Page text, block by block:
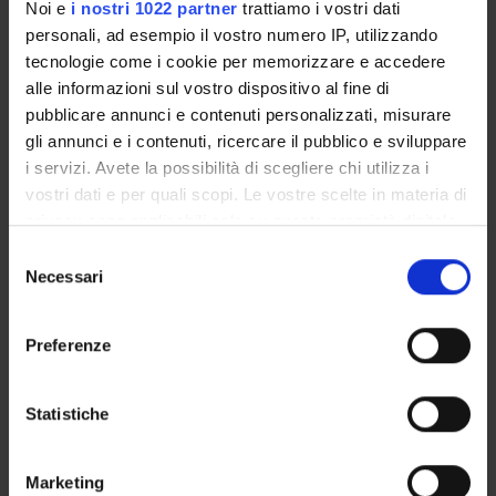
Noi e i nostri 1022 partner trattiamo i vostri dati
personali, ad esempio il vostro numero IP, utilizzando
tecnologie come i cookie per memorizzare e accedere
alle informazioni sul vostro dispositivo al fine di
pubblicare annunci e contenuti personalizzati, misurare
gli annunci e i contenuti, ricercare il pubblico e sviluppare
i servizi. Avete la possibilità di scegliere chi utilizza i
vostri dati e per quali scopi. Le vostre scelte in materia di
privacy sono applicabili solo su questa proprietà digitale
modificare o revocare il proprio consenso in qualsiasi
momento dalla Dichiarazione sui cookie o facendo clic
raccogliere informazioni sulla tua posizione
geografica, con un'approssimazione di qualche
Identificare il tuo dispositivo, scansionandolo
delNecessari
Preferenze
Statistiche
Marketing
COMPONENTI
Stefano Bazzaco
Stefano Neri
Federica Zoppi
GOVERNANCE
COMMISSIONI